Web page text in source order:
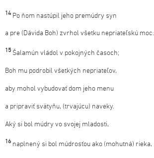
14 Po ňom nastúpil jeho premúdry syn
a pre (Dávida Boh) zvrhol všetku nepriateľskú moc.
15 Šalamún vládol v pokojných časoch;
Boh mu podrobil všetkých nepriateľov,
aby mohol vybudovať dom jeho menu
a pripraviť svätyňu, (trvajúcu) naveky.
Aký si bol múdry vo svojej mladosti,
16 naplnený si bol múdrosťou ako (mohutná) rieka,